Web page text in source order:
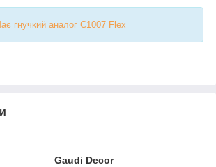
гнучкий аналог C1007 Flex
Gaudi Decor